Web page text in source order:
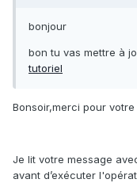
bonjour
bon tu vas mettre à
tutoriel
Bonsoir,merci pour votre
Je lit votre message
avant d’exécuter